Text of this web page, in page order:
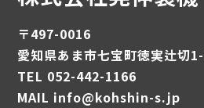
〒497-0016
愛知県あま市七宝町徳実辻切
TEL 052-442-1166
MAIL info@kohshin-s.jp